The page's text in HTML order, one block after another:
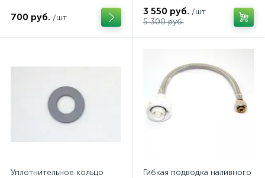
700 руб. /шт
3 550 руб. /шт
5 300 руб.
Уплотнительное кольцо
Гибкая подводка наливного